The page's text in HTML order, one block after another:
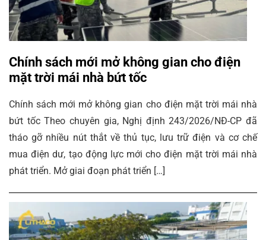
Chính sách mới mở không gian cho điện
mặt trời mái nhà bứt tốc
Chính sách mới mở không gian cho điện mặt trời mái nhà
bứt tốc Theo chuyên gia, Nghị định 243/2026/NĐ-CP đã
tháo gỡ nhiều nút thắt về thủ tục, lưu trữ điện và cơ chế
mua điện dư, tạo động lực mới cho điện mặt trời mái nhà
phát triển. Mở giai đoạn phát triển […]